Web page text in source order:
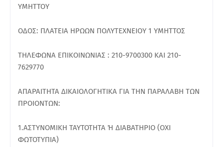
ΥΜΗΤΤΟΥ
ΟΔΟΣ: ΠΛΑΤΕΙΑ ΗΡΩΩΝ ΠΟΛΥΤΕΧΝΕΙΟΥ 1 ΥΜΗΤΤΟΣ
ΤΗΛΕΦΩΝΑ ΕΠΙΚΟΙΝΩΝΙΑΣ : 210-9700300 ΚΑΙ 210-
7629770
ΑΠΑΡΑΙΤΗΤΑ ΔΙΚΑΙΟΛΟΓΗΤΙΚΑ ΓΙΑ ΤΗΝ ΠΑΡΑΛΑΒΗ ΤΩΝ
ΠΡΟΙΟΝΤΩΝ:
1.ΑΣΤΥΝΟΜΙΚΗ ΤΑΥΤΟΤΗΤΑ Ή ΔΙΑΒΑΤΗΡΙΟ (ΟΧΙ
ΦΩΤΟΤΥΠΙΑ)